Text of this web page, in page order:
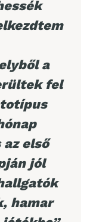
a
fel
első
jól
hamar